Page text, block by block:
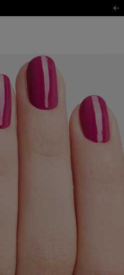
QUARTER? KLASSISCHER